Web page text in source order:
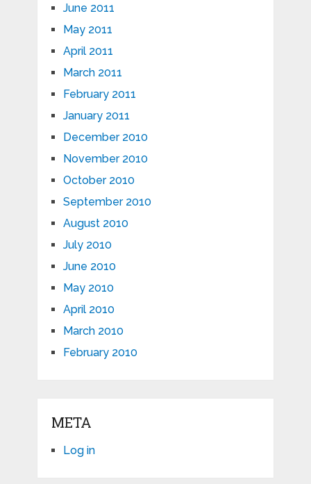
June 2011
May 2011
April 2011
March 2011
February 2011
January 2011
December 2010
November 2010
October 2010
September 2010
August 2010
July 2010
June 2010
May 2010
April 2010
March 2010
February 2010
META
Log in